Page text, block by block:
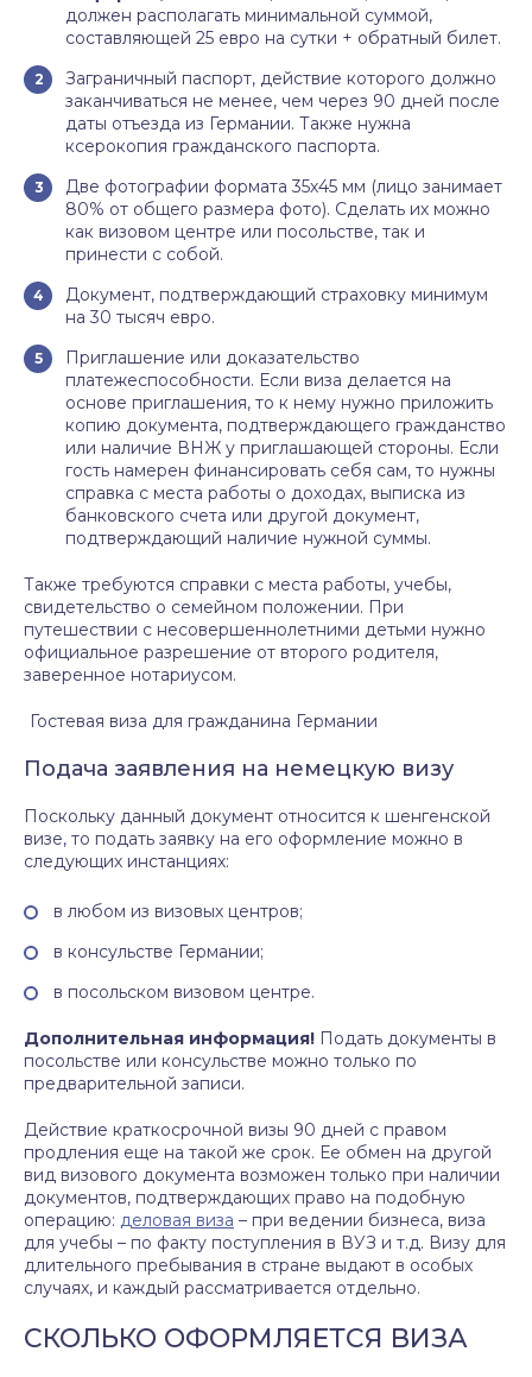
должен располагать минимальной суммой,
составляющей 25 евро на сутки + обратный билет.
Заграничный паспорт, действие которого должно
заканчиваться не менее, чем через 90 дней после
даты отъезда из Германии. Также нужна
ксерокопия гражданского паспорта.
Две фотографии формата 35х45 мм (лицо занимает
80% от общего размера фото). Сделать их можно
как визовом центре или посольстве, так и
принести с собой.
Документ, подтверждающий страховку минимум
на 30 тысяч евро.
Приглашение или доказательство
платежеспособности. Если виза делается на
основе приглашения, то к нему нужно приложить
копию документа, подтверждающего гражданство
или наличие ВНЖ у приглашающей стороны. Если
гость намерен финансировать себя сам, то нужны
справка с места работы о доходах, выписка из
банковского счета или другой документ,
подтверждающий наличие нужной суммы.
Также требуются справки с места работы, учебы,
свидетельство о семейном положении. При
путешествии с несовершеннолетними детьми нужно
официальное разрешение от второго родителя,
заверенное нотариусом.
Гостевая виза для гражданина Германии
Подача заявления на немецкую визу
Поскольку данный документ относится к шенгенской
визе, то подать заявку на его оформление можно в
следующих инстанциях:
в любом из визовых центров;
в консульстве Германии;
в посольском визовом центре.
Дополнительная информация! Подать документы в
посольстве или консульстве можно только по
предварительной записи.
Действие краткосрочной визы 90 дней с правом
продления еще на такой же срок. Ее обмен на другой
вид визового документа возможен только при наличии
документов, подтверждающих право на подобную
операцию: деловая виза – при ведении бизнеса, виза
для учебы – по факту поступления в ВУЗ и т.д. Визу для
длительного пребывания в стране выдают в особых
случаях, и каждый рассматривается отдельно.
СКОЛЬКО ОФОРМЛЯЕТСЯ ВИЗА